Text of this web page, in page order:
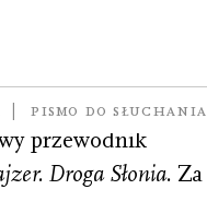
PISMO DO SŁUCHANIA
przewodnik
Droga Słonia. Za